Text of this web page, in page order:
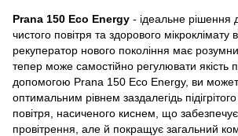
Prana 150 Eco Energy - ідеальне рішення
чистого повітря та здорового
рекуператор нового покоління має
тепер може самостійно регулювати якість
допомогою Prana 150 Eco Energy, ви
оптимальним рівнем заздалегідь
повітря, насиченого киснем, що забезпечує
провітрення, але й покращує загальний